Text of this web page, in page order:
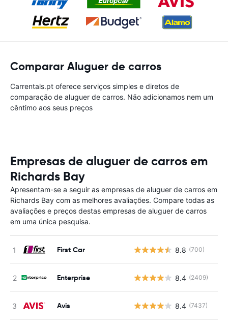
Comparar Aluguer de carros
Carrentals.pt oferece serviços simples e diretos de
comparação de aluguer de carros. Não adicionamos nem um
cêntimo aos seus preços
Empresas de aluguer de carros em
Richards Bay
Apresentam-se a seguir as empresas de aluguer de carros em
Richards Bay com as melhores avaliações. Compare todas as
avaliações e preços destas empresas de aluguer de carros
em uma única pesquisa.
First Car 8.8 (700)
Enterprise 8.4 (2409)
Avis 8.4 (7437)